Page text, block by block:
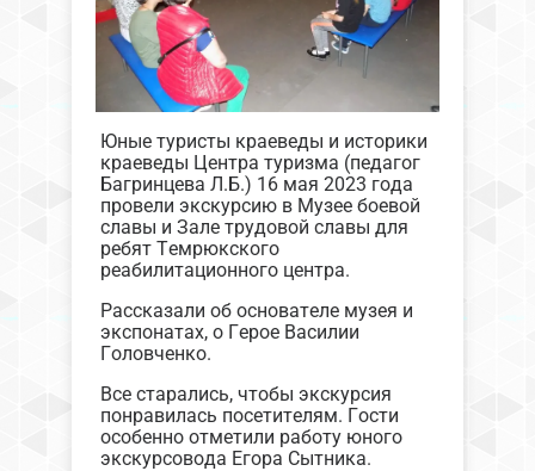
Юные туристы краеведы и историки
краеведы Центра туризма (педагог
Багринцева Л.Б.) 16 мая 2023 года
провели экскурсию в Музее боевой
славы и Зале трудовой славы для
ребят Темрюкского
реабилитационного центра.
Рассказали об основателе музея и
экспонатах, о Герое Василии
Головченко.
Все старались, чтобы экскурсия
понравилась посетителям. Гости
особенно отметили работу юного
экскурсовода Егора Сытника.